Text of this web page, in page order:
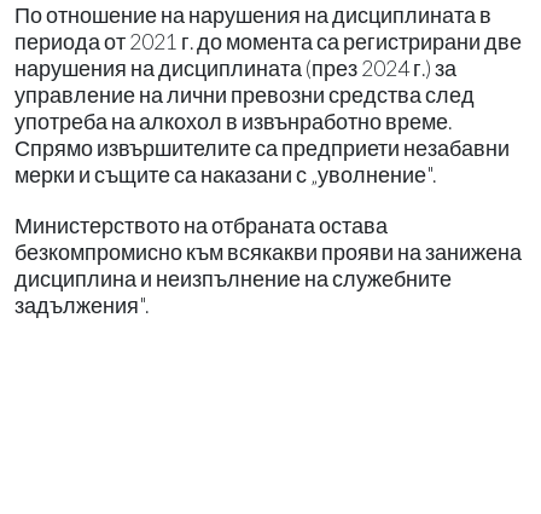
По отношение на нарушения на дисциплината в
периода от 2021 г. до момента са регистрирани две
нарушения на дисциплината (през 2024 г.) за
управление на лични превозни средства след
употреба на алкохол в извънработно време.
Спрямо извършителите са предприети незабавни
мерки и същите са наказани с „уволнение".
Министерството на отбраната остава
безкомпромисно към всякакви прояви на занижена
дисциплина и неизпълнение на служебните
задължения".